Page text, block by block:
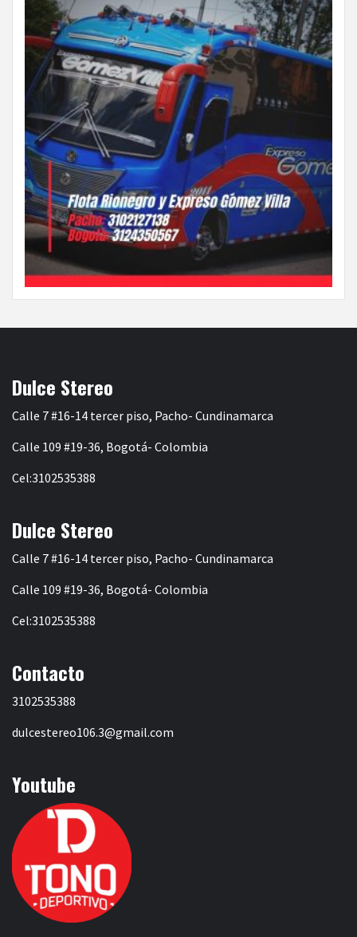
Dulce Stereo
Calle 7 #16-14 tercer piso, Pacho- Cundinamarca
Calle 109 #19-36, Bogotá- Colombia
Cel:3102535388
Dulce Stereo
Calle 7 #16-14 tercer piso, Pacho- Cundinamarca
Calle 109 #19-36, Bogotá- Colombia
Cel:3102535388
Contacto
3102535388
dulcestereo106.3@gmail.com
Youtube